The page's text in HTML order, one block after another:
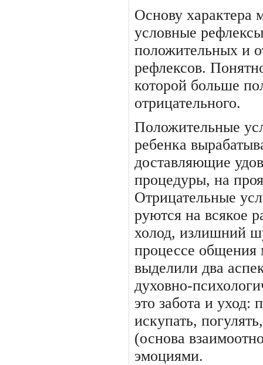
Основу характера
условные
положительных и
рефлексов.
которой больше
отрицательного.
Положительные
ребенка
доставляющие
процедуры, на
Отрицательные
руются на всякое
холод, излишний
процессе
выделили два
духовно-
это забота и уход:
искупать,
(основа
эмоциями.